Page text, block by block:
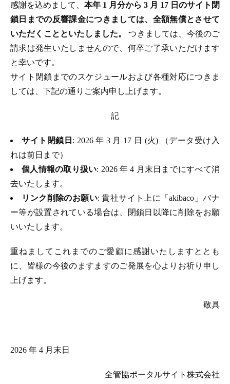
感謝を込めまして、 本年 1 月分から 3 月 17 日のサイト閉
鎖日までの反響課金につきましては、全額無償とさせて
いただくことといたしました。つきましては、今後のご
請求は発生いたしませんので、何卒ご了承いただけます
と幸いです。
サイト閉鎖までのスケジュールおよび各種対応につきま
しては、下記の通りご案内申し上げます。
記
サイト閉鎖日 : 2026 年 3 月 17 日 (火) （データ受け入
れは前日まで）
個人情報の取り扱い: 2026 年 4 月末日までにすべて消
去いたします。
リンク削除のお願い: 貴社サイト上に「akibaco」バナ
ー等が設置されている場合は、閉鎖日以降に削除をお願
いいたします。
重ねましてこれまでのご愛顧に感謝いたしますととも
に、皆様の今後のますますのご発展を心よりお祈り申し
上げます。
敬具
2026 年 4 月末日
全管協ポータルサイト株式会社